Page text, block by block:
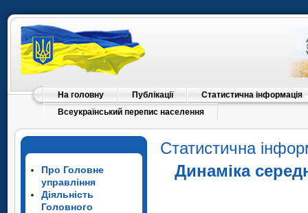
На головну Публікації
Статистична інформація
Всеукраїнський перепис населення
Про Головне
управління
Діяльність
Головного
Статистична
Динаміка